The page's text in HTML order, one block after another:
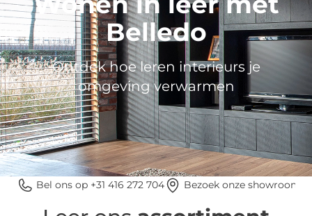
Belledo
Ontdek hoe leren interieurs je
omgeving verwarmen
Bel ons op +31 416 272 704 Bezoek onze showroom